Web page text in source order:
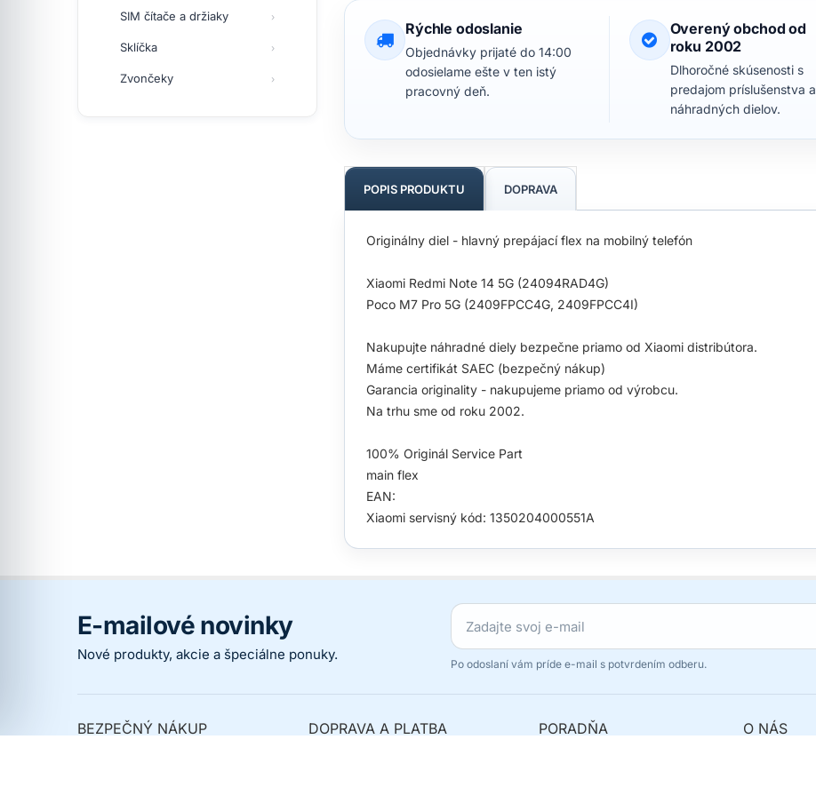
SIM čítače a držiaky
Sklíčka
Zvončeky
Rýchle odoslanie
Objednávky prijaté do 14:00
odosielame ešte v ten istý
pracovný deň.
Overený obchod od
roku 2002
Dlhoročné skúsenosti s
predajom príslušenstva a
náhradných dielov.
POPIS PRODUKTU DOPRAVA
Originálny diel - hlavný prepájací flex na mobilný telefón
Xiaomi Redmi Note 14 5G (24094RAD4G)
Poco M7 Pro 5G (2409FPCC4G, 2409FPCC4I)
Nakupujte náhradné diely bezpečne priamo od Xiaomi distribútora.
Máme certifikát SAEC (bezpečný nákup)
Garancia originality - nakupujeme priamo od výrobcu.
Na trhu sme od roku 2002.
100% Originál Service Part
main flex
EAN:
Xiaomi servisný kód: 1350204000551A
E-mailové novinky
Nové produkty, akcie a špeciálne ponuky.
Po odoslaní vám príde e-mail s potvrdením odberu.
BEZPEČNÝ NÁKUP DOPRAVA A PLATBA PORADŇA O NÁS